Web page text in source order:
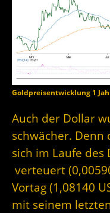
Goldpreisentwicklung 1
Auch der Dollar
schwächer. Denn
sich im Laufe des
verteuert
Vortag (1,08140
mit seinem